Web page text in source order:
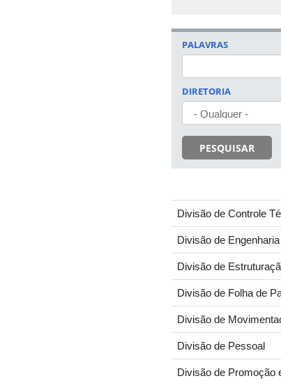
PALAVRAS
DIRETORIA
PESQUISAR
Divisão de Controle
Divisão de
Divisão de
Divisão de Folha de
Divisão de
Divisão de Pessoal
Divisão de Promoção